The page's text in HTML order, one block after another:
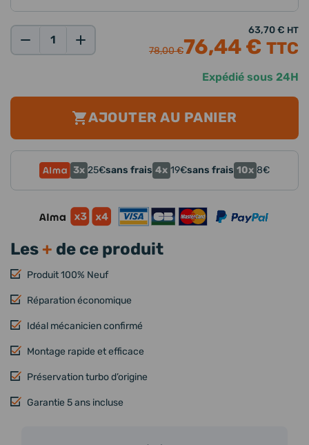
Les+ de ce produit
Produit 100% Neuf
Réparation économique
Idéal mécanicien confirmé
Montage rapide et efficace
Préservation turbo d’origine
Garantie 5 ans incluse
Expédié sous 24H
78,00 €
63,70 € HT
76,44 € TTC
AJOUTER AU PANIER
3x 25€sans frais 4x 19€sans frais 10x 8€